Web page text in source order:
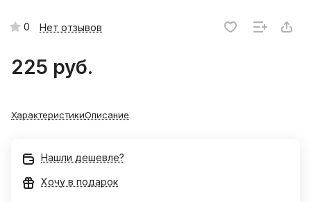
0 Нет отзывов
225 руб.
ХарактеристикиОписание
Нашли дешевле?
Хочу в подарок